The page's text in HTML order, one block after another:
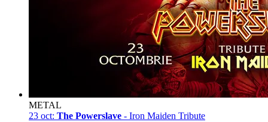
METAL
23 oct: The Powerslave - Iron Maiden Tribute